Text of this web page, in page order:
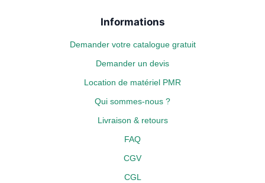
Informations
Demander votre catalogue gratuit
Demander un devis
Location de matériel PMR
Qui sommes-nous ?
Livraison & retours
FAQ
CGV
CGL